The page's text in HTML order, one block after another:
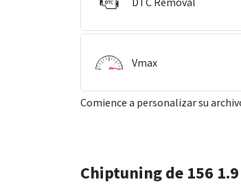
Vmax
Comience a personalizar su
Chiptuning de 156